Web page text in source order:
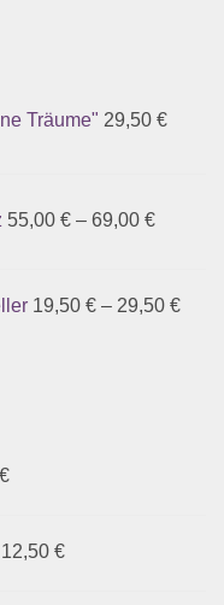
Träume" 29,50 €
55,00 € – 69,00 €
19,50 € – 29,50 €
€
12,50 €